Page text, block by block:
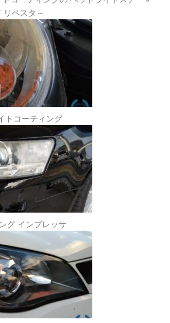
リペスタ～
トコーティング
グ インプレッサ